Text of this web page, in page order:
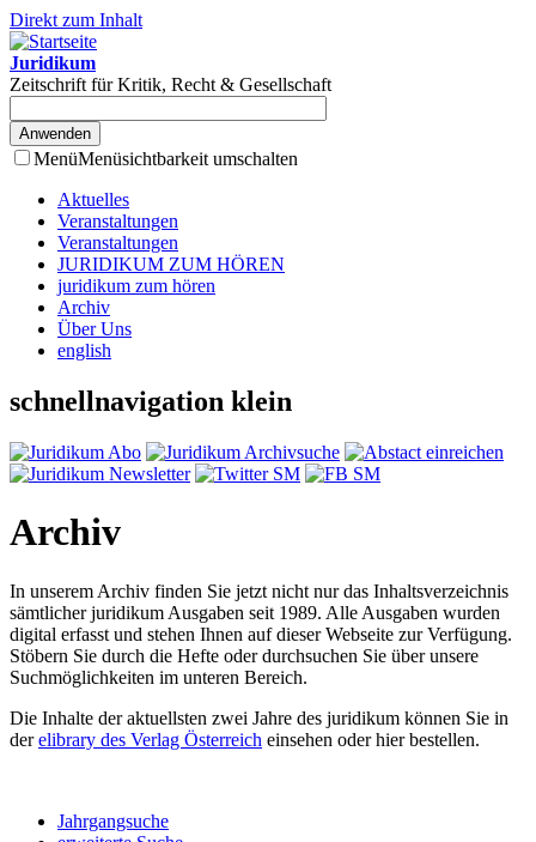
Direkt zum Inhalt
Juridikum
Zeitschrift für Kritik, Recht & Gesellschaft
MenüMenüsichtbarkeit umschalten
Aktuelles
Veranstaltungen
Veranstaltungen
JURIDIKUM ZUM HÖREN
juridikum zum hören
Archiv
Über Uns
english
schnellnavigation klein
Archiv
In unserem Archiv finden Sie jetzt nicht nur das Inhaltsverzeichnis
sämtlicher juridikum Ausgaben seit 1989. Alle Ausgaben wurden
digital erfasst und stehen Ihnen auf dieser Webseite zur Verfügung.
Stöbern Sie durch die Hefte oder durchsuchen Sie über unsere
Suchmöglichkeiten im unteren Bereich.
Die Inhalte der aktuellsten zwei Jahre des juridikum können Sie in
derelibrary des Verlag Österreich einsehen oder hier bestellen.
Jahrgangsuche